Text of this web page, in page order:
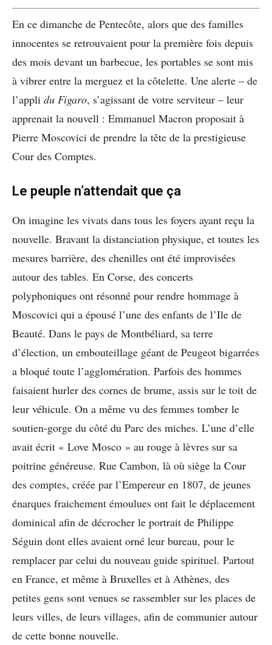
En ce dimanche de Pentecôte, alors que des familles
innocentes se retrouvaient pour la première fois depuis
des mois devant un barbecue, les portables se sont mis
à vibrer entre la merguez et la côtelette. Une alerte – de
l’appli du Figaro, s’agissant de votre serviteur – leur
apprenait la nouvell : Emmanuel Macron proposait à
Pierre Moscovici de prendre la tête de la prestigieuse
Cour des Comptes.
Le peuple n’attendait que ça
On imagine les vivats dans tous les foyers ayant reçu la
nouvelle. Bravant la distanciation physique, et toutes les
mesures barrière, des chenilles ont été improvisées
autour des tables. En Corse, des concerts
polyphoniques ont résonné pour rendre hommage à
Moscovici qui a épousé l’une des enfants de l’Ile de
Beauté. Dans le pays de Montbéliard, sa terre
d’élection, un embouteillage géant de Peugeot bigarrées
a bloqué toute l’agglomération. Parfois des hommes
faisaient hurler des cornes de brume, assis sur le toit de
leur véhicule. On a même vu des femmes tomber le
soutien-gorge du côté du Parc des miches. L’une d’elle
avait écrit « Love Mosco » au rouge à lèvres sur sa
poitrine généreuse. Rue Cambon, là où siège la Cour
des comptes, créée par l’Empereur en 1807, de jeunes
énarques fraichement émoulues ont fait le déplacement
dominical afin de décrocher le portrait de Philippe
Séguin dont elles avaient orné leur bureau, pour le
remplacer par celui du nouveau guide spirituel. Partout
en France, et même à Bruxelles et à Athènes, des
petites gens sont venues se rassembler sur les places de
leurs villes, de leurs villages, afin de communier autour
de cette bonne nouvelle.